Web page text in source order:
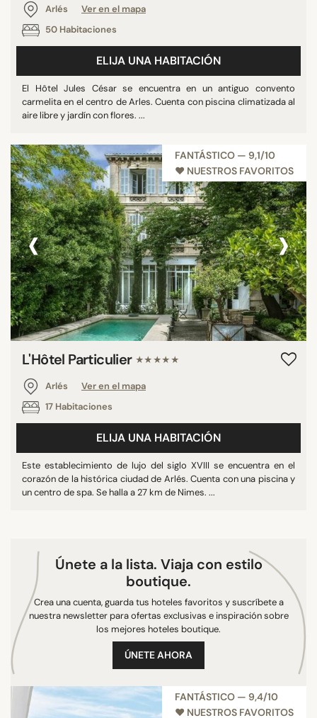
Restaurante
Mostrar más
ESTRELLAS
Otros
2 estrellas
3 estrellas
4 estrellas
5 estrellas
PUNTUACIÓN
7/10
8/10
9/10
10/10
CIUDAD
Arlés
Palavas-les-Flots
Aigues-Mortes
Saintes-Maries-de-la-Mer
Arles
BUSCAR
Arlés
Ver en el mapa
50 Habitaciones
ELIJA UNA HABITACIÓN
El Hôtel Jules César se encuentra en un antiguo convento
carmelita en el centro de Arles. Cuenta con piscina climatizada al
aire libre y jardín con flores. ...
FANTÁSTICO — 9,1/10
♥︎ NUESTROS FAVORITOS
‹ ›
L'Hôtel Particulier ★★★★★
Arlés
Ver en el mapa
17 Habitaciones
ELIJA UNA HABITACIÓN
Este establecimiento de lujo del siglo XVIII se encuentra en el
corazón de la histórica ciudad de Arlés. Cuenta con una piscina y
un centro de spa. Se halla a 27 km de Nimes. ...
Únete a la lista. Viaja con estilo
boutique.
Crea una cuenta, guarda tus hoteles favoritos y suscríbete a
nuestra newsletter para ofertas exclusivas e inspiración sobre
los mejores hoteles boutique.
ÚNETE AHORA
FANTÁSTICO — 9,4/10
♥︎ NUESTROS FAVORITOS